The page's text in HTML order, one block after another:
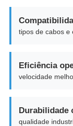
tipos de cabos e
Eficiência
velocidade
Durabilidade
qualidade